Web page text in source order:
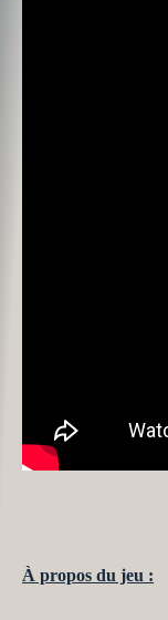
À propos du jeu :